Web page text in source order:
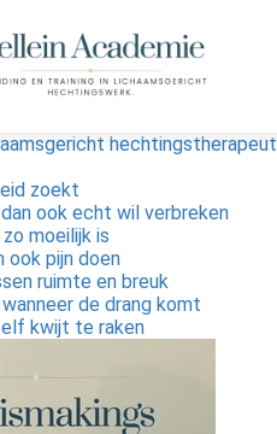
hechtingstherapeut
zoekt
ook echt wil verbreken
moeilijk is
ook pijn doen
ruimte en breuk
de drang komt
kwijt te raken